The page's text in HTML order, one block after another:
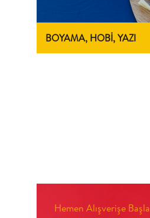
BOYAMA, HOBİ, YAZI
Hemen Alışverişe Başla